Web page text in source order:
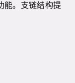
能。支链结构提